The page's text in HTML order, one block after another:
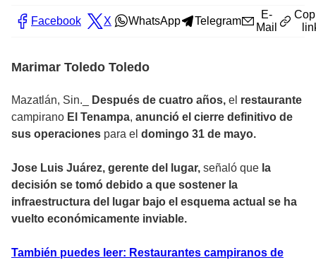
Facebook X WhatsApp Telegram
E-
Mail
Marimar Toledo Toledo
Mazatlán, Sin._ Después de cuatro años, el restaurante
campirano El Tenampa, anunció el cierre definitivo de
sus operaciones para el domingo 31 de mayo.
Jose Luis Juárez, gerente del lugar, señaló que la
decisión se tomó debido a que sostener la
infraestructura del lugar bajo el esquema actual se ha
vuelto económicamente inviable.
También puedes leer: Restaurantes campiranos de